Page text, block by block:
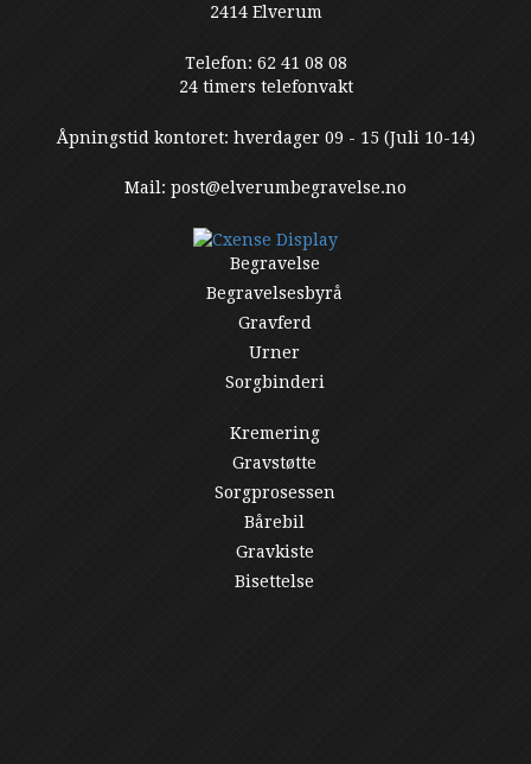
2414 Elverum
Telefon: 62 41 08 08
24 timers telefonvakt
Åpningstid kontoret: hverdager 09 - 15 (Juli 10-14)
Mail: post@elverumbegravelse.no
Begravelse
Begravelsesbyrå
Gravferd
Urner
Sorgbinderi
Kremering
Gravstøtte
Sorgprosessen
Bårebil
Gravkiste
Bisettelse